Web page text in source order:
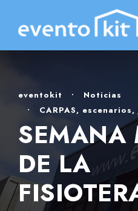
eventokit •
Noticias
•
CARPAS, escenarios,
SEMANA
DE LA